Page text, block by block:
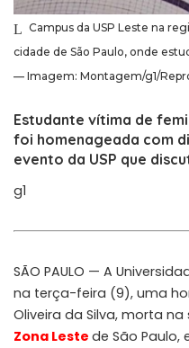
Campus da USP Leste na
cidade de São Paulo, onde
— Imagem: Montagem/g1/
Estudante vítima de
foi homenageada com
evento da USP que
g1
SÃO PAULO — A
na terça-feira (9), uma
Oliveira da Silva, morta
Zona Leste de São Paulo,